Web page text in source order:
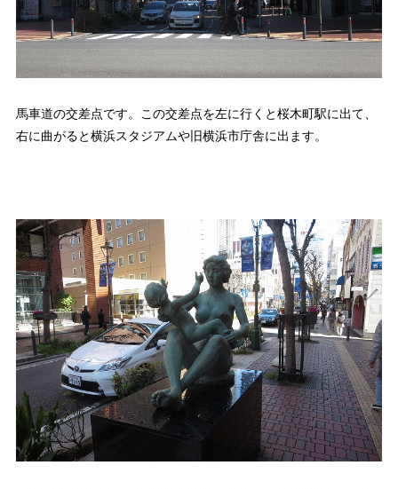
馬車道の交差点です。この交差点を左に行くと桜木町駅に出て、
右に曲がると横浜スタジアムや旧横浜市庁舎に出ます。